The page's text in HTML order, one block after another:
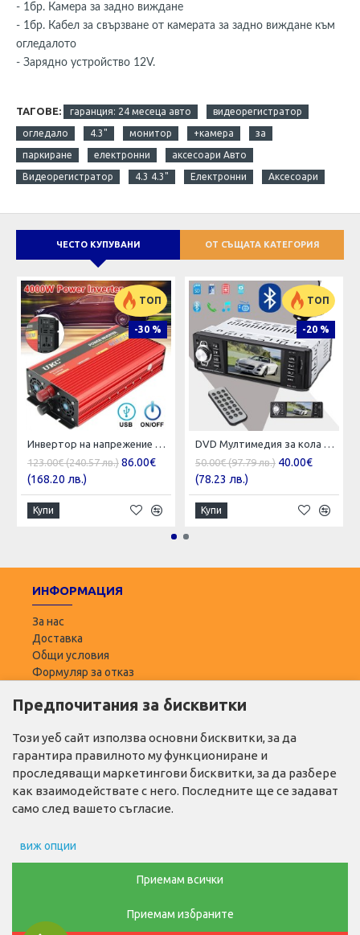
- 1бр. Камера за задно виждане
- 1бр. Кабел за свързване от камерата за задно виждане към
огледалото
- Зарядно устройство 12V.
ТАГОВЕ: гаранция: 24 месеца авто видеорегистратор
огледало 4.3" монитор +камера за
паркиране електронни аксесоари Авто
Видеорегистратор 4.3 4.3" Електронни Аксесоари
ЧЕСТО КУПУВАНИ ОТ СЪЩАТА КАТЕГОРИЯ
ТОП
-30 %
Инвертор на напрежение UKC 4000W 12V / 24V / 220V, Инвертер 4000В
123.00€ (240.57 лв.) 86.00€
(168.20 лв.)
Купи
ТОП
-20 %
DVD Мултимедия за кола 4.1 " TFT дисплей - авто плеър с Bluetooth , USB, AUX , SDcard
50.00€ (97.79 лв.) 40.00€
(78.23 лв.)
Купи
ИНФОРМАЦИЯ
За нас
Доставка
Общи условия
Формуляр за отказ
ПОТРЕБИТЕЛ
Моят профил
ПОЛЕЗНО
Производители
Контакти
Предпочитания за бисквитки
Този уеб сайт използва основни бисквитки, за да
гарантира правилното му функциониране и
проследяващи маркетингови бисквитки, за да разбере
как взаимодействате с него. Последните ще се задават
само след вашето съгласие.
виж опции
Препочитания за реклами
Данни за потребление
Приемам всички
Приемам избраните